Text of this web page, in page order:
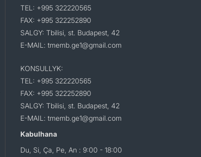
TEL: +995 322220565
FAX: +995 322252890
SALGY: Tbilisi, st. Budapest, 42
E-MAIL: tmemb.ge1@gmail.com
KONSULLYK:
TEL: +995 322220565
FAX: +995 322252890
SALGY: Tbilisi, st. Budapest, 42
E-MAIL: tmemb.ge1@gmail.com
Kabulhana
Du, Si, Ça, Pe, An : 9:00 - 18:00